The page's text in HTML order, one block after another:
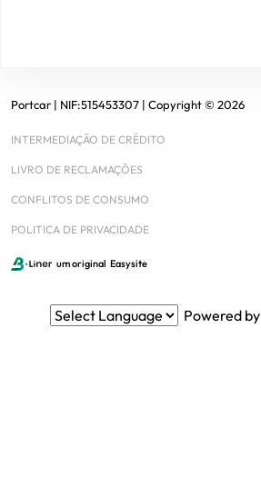
Portcar | NIF:515453307 | Copyright © 2026
INTERMEDIAÇÃO DE CRÉDITO
LIVRO DE RECLAMAÇÕES
CONFLITOS DE CONSUMO
POLITICA DE PRIVACIDADE
um original Easysite
Powered by